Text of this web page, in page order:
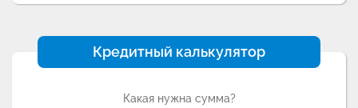
Кредитный калькулятор
Какая нужна сумма?